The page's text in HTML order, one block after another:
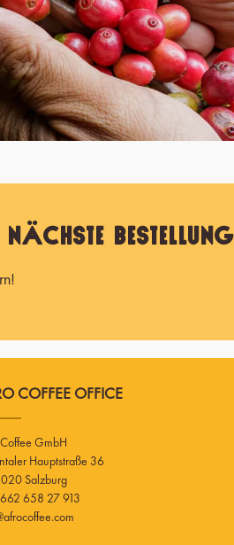
Bestellung
COFFEE OFFICE
GmbH
Salzburg
658 27 913